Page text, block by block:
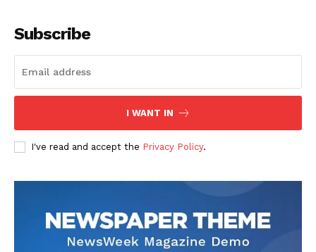
Subscribe
I WANT IN
I've read and accept the Privacy Policy.